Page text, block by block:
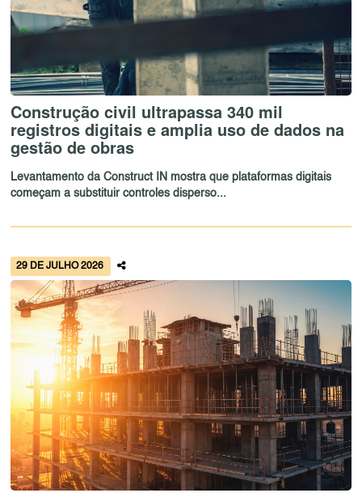
Construção civil ultrapassa 340 mil
registros digitais e amplia uso de dados na
gestão de obras
Levantamento da Construct IN mostra que plataformas digitais
começam a substituir controles disperso...
29 DE JULHO 2026